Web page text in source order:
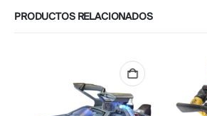
PRODUCTOS RELACIONADOS